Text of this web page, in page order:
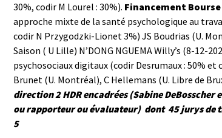
30%, codir M Lourel : 30%). Financement Bourse
approche mixte de la santé psychologique au
codir N Przygodzki-Lionet 3%) JS Boudrias (U.
Saison ( U Lille) N’DONG NGUEMA Willy’s (8-12-
psychosociaux digitaux (codir Desrumaux : 50%
Brunet (U. Montréal), C Hellemans (U. Libre de
direction2 HDR encadrées (Sabine
ou rapporteur ouévaluateur) dont 45 jurys de
5